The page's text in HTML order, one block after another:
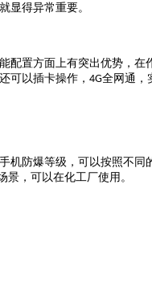
显得异常重要。
置方面上有突出优势，
可以插卡操作， 4G全网通，
防爆等级，可以按照不
景，可以在化工厂使用。